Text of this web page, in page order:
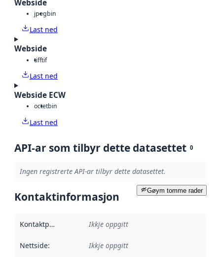
Webside
jpegbin
Last ned
Webside
tifftif
Last ned
Webside ECW
octetbin
Last ned
API-ar som tilbyr dette datasettet 0
Ingen registrerte API-ar tilbyr dette datasettet.
Gøym tomme rader
Kontaktinformasjon
Kontaktpunkt Ikkje oppgitt
Nettside: Ikkje oppgitt